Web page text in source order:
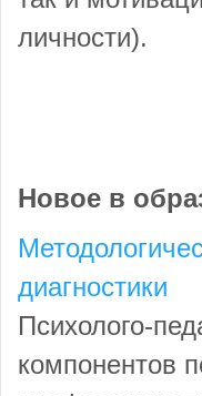
личности).
Новое в
диагностики
Психолого-
компонентов